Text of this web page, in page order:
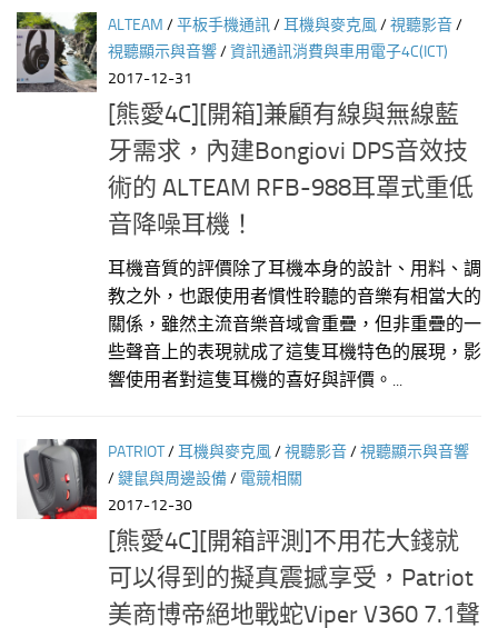
ALTEAM /平板手機通訊/耳機與麥克風/視聽影音/
視聽顯示與音響/資訊通訊消費與車用電子4C(ICT)
2017-12-31
[熊愛4C][開箱]兼顧有線與無線藍
牙需求，內建Bongiovi DPS音效技
術的 ALTEAM RFB-988耳罩式重低
音降噪耳機！
耳機音質的評價除了耳機本身的設計、用料、調
教之外，也跟使用者慣性聆聽的音樂有相當大的
關係，雖然主流音樂音域會重疊，但非重疊的一
些聲音上的表現就成了這隻耳機特色的展現，影
響使用者對這隻耳機的喜好與評價。...
PATRIOT/耳機與麥克風/視聽影音/視聽顯示與音響
/鍵鼠與周邊設備/ 電競相關
2017-12-30
[熊愛4C][開箱評測]不用花大錢就
可以得到的擬真震撼享受，Patriot
美商博帝絕地戰蛇Viper V360 7.1聲